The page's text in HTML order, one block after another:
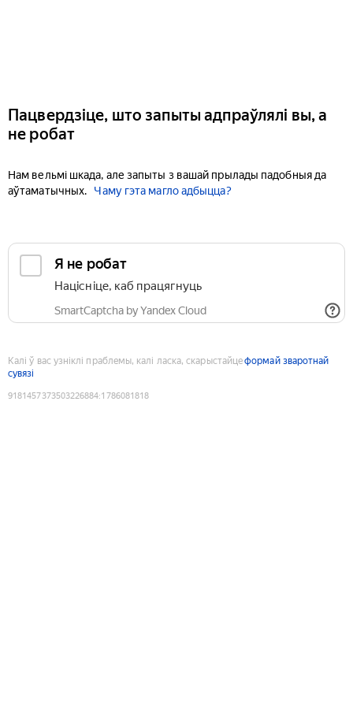
Пацвердзіце, што запыты адпраўлялі вы, а
не робат
Нам вельмі шкада, але запыты з вашай прылады падобныя да
аўтаматычных.
Чаму гэта магло адбыцца?
Я не робат
Націсніце, каб працягнуць
SmartCaptcha by Yandex Cloud
Калі ў вас узніклі праблемы, калі ласка, скарыстайцеформай зваротнай
сувязі
9181457373503226884:1786081818